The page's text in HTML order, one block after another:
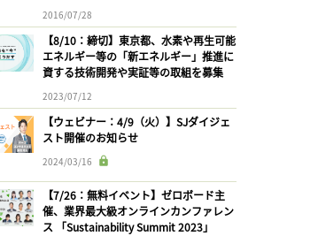
2016/07/28
【8/10：締切】東京都、水素や再生可能
エネルギー等の「新エネルギー」推進に
資する技術開発や実証等の取組を募集
2023/07/12
【ウェビナー：4/9（火）】SJダイジェ
スト開催のお知らせ
2024/03/16
【7/26：無料イベント】ゼロボード主
催、業界最大級オンラインカンファレン
ス 「Sustainability Summit 2023」